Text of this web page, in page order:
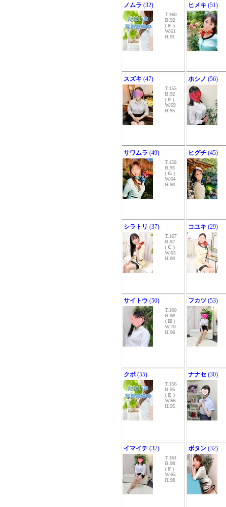
ノムラ (32)
T.160
B.92
( E )
W.61
H.91
ヒメキ (51)
スズキ (47)
T.155
B.92
( F )
W.69
H.95
ホシノ (56)
サワムラ (49)
T.158
B.95
( G )
W.64
H.90
ヒグチ (45)
シラトリ (37)
T.167
B.87
( C )
W.63
H.89
コユキ (29)
サイトウ (50)
T.160
B.98
( H )
W.70
H.96
フカツ (53)
クボ (55)
T.156
B.95
( E )
W.66
H.95
ナナセ (30)
イマイチ (37)
T.164
B.98
( F )
W.65
H.98
ボタン (32)